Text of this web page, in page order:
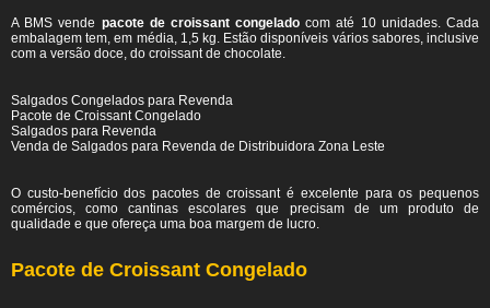
A BMS vende pacote de croissant congelado com até 10 unidades. Cada
embalagem tem, em média, 1,5 kg. Estão disponíveis vários sabores, inclusive
com a versão doce, do croissant de chocolate.
Salgados Congelados para Revenda
Pacote de Croissant Congelado
Salgados para Revenda
Venda de Salgados para Revenda de Distribuidora Zona Leste
O custo-benefício dos pacotes de croissant é excelente para os pequenos
comércios, como cantinas escolares que precisam de um produto de
qualidade e que ofereça uma boa margem de lucro.
Pacote de Croissant Congelado